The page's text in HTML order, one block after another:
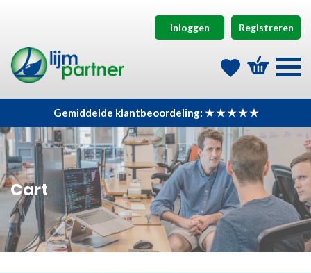
Inloggen Registreren
Gemiddelde klantbeoordeling: ★ ★ ★ ★ ★
Cart